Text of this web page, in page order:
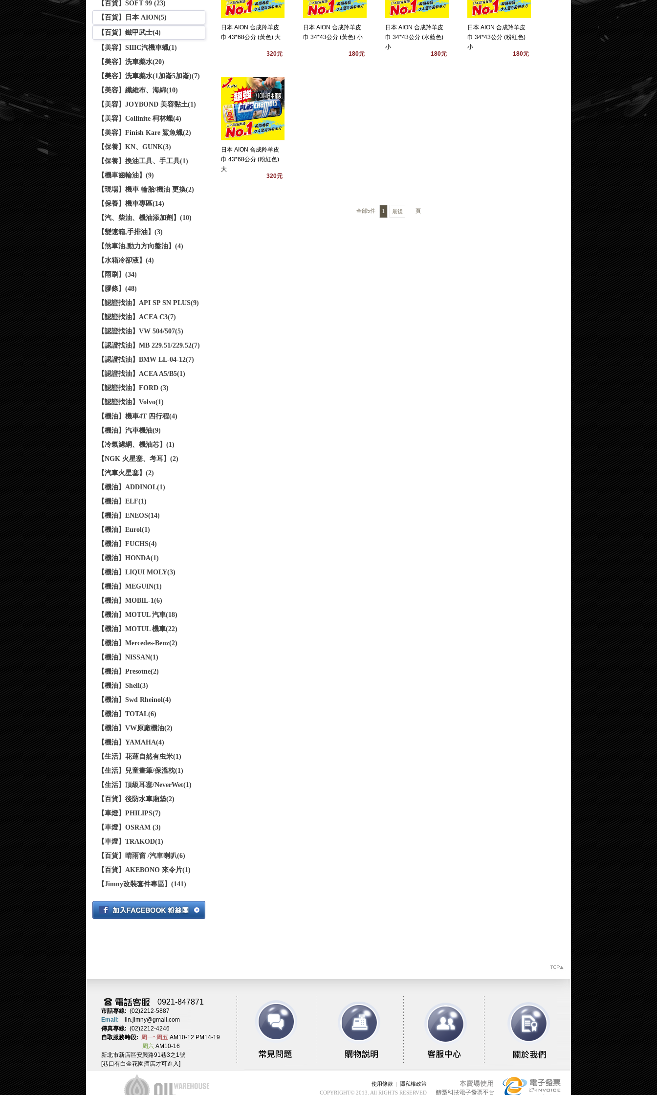
【百貨】SOFT 99 (23)
【百貨】日本 AION(5)
【百貨】鐵甲武士(4)
【美容】SIIIC汽機車蠟(1)
【美容】洗車藥水(20)
【美容】洗車藥水(1加崙5加崙)(7)
【美容】纖維布、海綿(10)
【美容】JOYBOND 美容黏土(1)
【美容】Collinite 柯林蠟(4)
【美容】Finish Kare 鯊魚蠟(2)
【保養】KN、GUNK(3)
【保養】換油工具、手工具(1)
【機車齒輪油】(9)
【現場】機車 輪胎/機油 更換(2)
【保養】機車專區(14)
【汽、柴油、機油添加劑】(10)
【變速箱,手排油】(3)
【煞車油,動力方向盤油】(4)
【水箱冷卻液】(4)
【雨刷】(34)
【膠條】(48)
【認證找油】API SP SN PLUS(9)
【認證找油】ACEA C3(7)
【認證找油】VW 504/507(5)
【認證找油】MB 229.51/229.52(7)
【認證找油】BMW LL-04-12(7)
【認證找油】ACEA A5/B5(1)
【認證找油】FORD (3)
【認證找油】Volvo(1)
【機油】機車4T 四行程(4)
【機油】汽車機油(9)
【冷氣濾網、機油芯】(1)
【NGK 火星塞、考耳】(2)
【汽車火星塞】(2)
【機油】ADDINOL(1)
【機油】ELF(1)
【機油】ENEOS(14)
【機油】Eurol(1)
【機油】FUCHS(4)
【機油】HONDA(1)
【機油】LIQUI MOLY(3)
【機油】MEGUIN(1)
【機油】MOBIL-1(6)
【機油】MOTUL 汽車(18)
【機油】MOTUL 機車(22)
【機油】Mercedes-Benz(2)
【機油】NISSAN(1)
【機油】Presotne(2)
【機油】Shell(3)
【機油】Swd Rheinol(4)
【機油】TOTAL(6)
【機油】VW原廠機油(2)
【機油】YAMAHA(4)
【生活】花蓮自然有虫米(1)
【生活】兒童畫筆/保溫枕(1)
【生活】頂級耳塞/NeverWet(1)
【百貨】後防水車廂墊(2)
【車燈】PHILIPS(7)
【車燈】OSRAM (3)
【車燈】TRAKOD(1)
【百貨】晴雨窗 /汽車喇叭(6)
【百貨】AKEBONO 來令片(1)
【Jimny改裝套件專區】(141)
日本 AION 合成羚羊皮
巾 43*68公分 (黃色) 大
320元
日本 AION 合成羚羊皮
巾 34*43公分 (黃色) 小
180元
日本 AION 合成羚羊皮
巾 34*43公分 (水藍色)
小
180元
日本 AION 合成羚羊皮
巾 34*43公分 (粉紅色)
小
180元
日本 AION 合成羚羊皮
巾 43*68公分 (粉紅色)
大
320元
全部5件 1 最後 頁
0921-847871
市話專線: (02)2212-5887
Email: lin.jimny@gmail.com
傳真專線: (02)2212-4246
自取服務時段: 周一~周五 AM10-12 PM14-19
周六 AM10-16
新北市新店區安興路91巷3之1號
[巷口有白金花園酒店才可進入]
使用條款 | 隱私權政策
COPYRIGHT© 2013. All RIGHTS RESERVED